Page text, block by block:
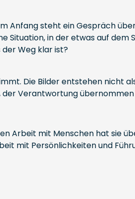
Anfang steht ein Gespräch
Situation, in der etwas auf dem
Weg klar ist?
Die Bilder entstehen nicht
Verantwortung
Arbeit mit Menschen hat sie
mit Persönlichkeiten und